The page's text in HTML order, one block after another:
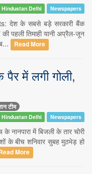
Hindustan Delhi Newspapers
देश के सबसे बड़े सरकारी बैंक
पहली तिमाही यानी अप्रैल-जून
Read More
में लगी गोली,
टीम
Hindustan Delhi Newspapers
नानपारा में बिजली के तार चोरी
के बीच शनिवार सुबह मुठभेड़ हो
More